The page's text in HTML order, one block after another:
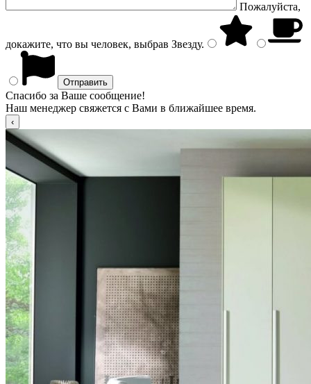
Пожалуйста,
докажите, что вы человек, выбрав Звезду.
Спасибо за Ваше сообщение!
Наш менеджер свяжется с Вами в ближайшее время.